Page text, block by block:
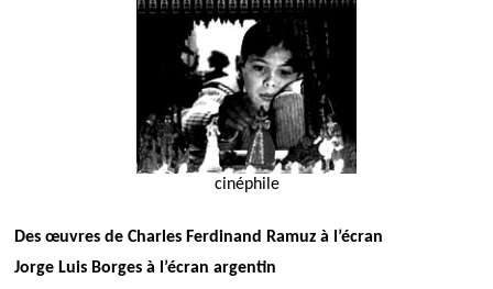
cinéphile
Des œuvres de Charles Ferdinand Ramuz à l’écran
Jorge Luis Borges à l’écran argentin